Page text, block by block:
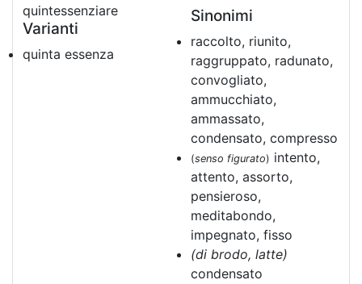
quintessenziare
Varianti
quinta essenza
Sinonimi
raccolto, riunito,
raggruppato, radunato,
convogliato,
ammucchiato,
ammassato,
condensato, compresso
(senso figurato) intento,
attento, assorto,
pensieroso,
meditabondo,
impegnato, fisso
(di brodo, latte)
condensato